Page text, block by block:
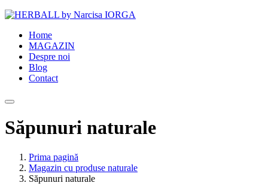
Home
MAGAZIN
Despre noi
Blog
Contact
Săpunuri naturale
Prima pagină
Magazin cu produse naturale
Săpunuri naturale